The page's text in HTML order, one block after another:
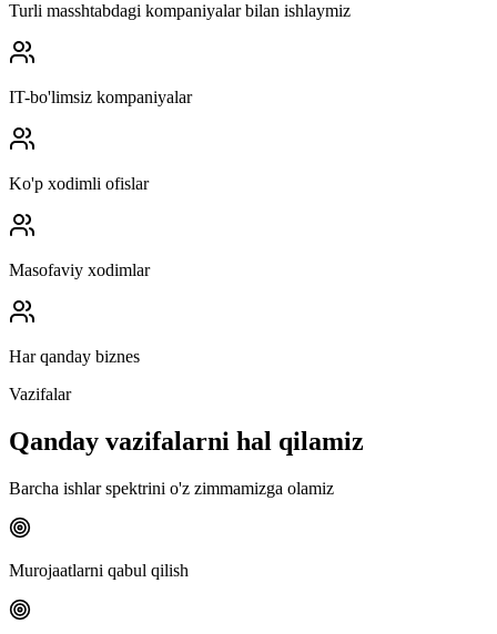
Turli masshtabdagi kompaniyalar bilan ishlaymiz
IT-bo'limsiz kompaniyalar
Ko'p xodimli ofislar
Masofaviy xodimlar
Har qanday biznes
Vazifalar
Qanday vazifalarni hal qilamiz
Barcha ishlar spektrini o'z zimmamizga olamiz
Murojaatlarni qabul qilish